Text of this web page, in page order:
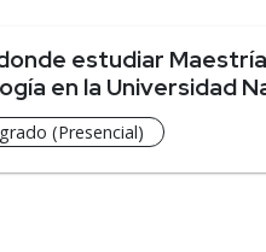
estudiar
en la Universidad
(Presencial)